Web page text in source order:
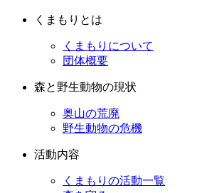
くまもりとは
くまもりについて
団体概要
森と野生動物の現状
奥山の荒廃
野生動物の危機
活動内容
くまもりの活動一覧